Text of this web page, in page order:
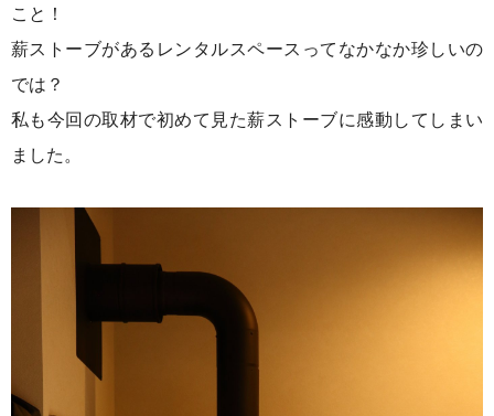
こと！
薪ストーブがあるレンタルスペースってなかなか珍しいの
では？
私も今回の取材で初めて見た薪ストーブに感動してしまい
ました。